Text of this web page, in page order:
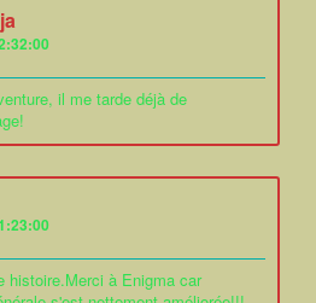
il me tarde déjà de
histoire.Merci à Enigma car